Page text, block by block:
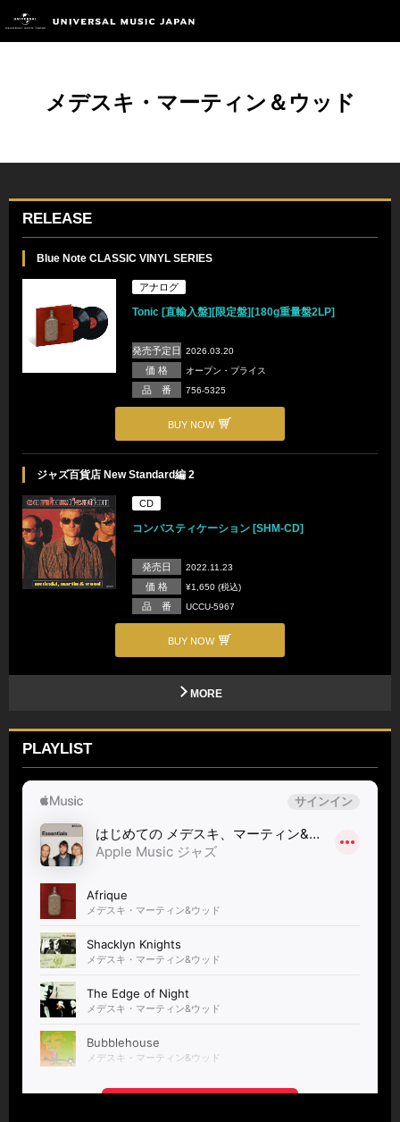
メデスキ・マーティン＆ウッド
RELEASE
Blue Note CLASSIC VINYL SERIES
アナログ
Tonic [直輸入盤][限定盤][180g重量盤2LP]
発売予定日 2026.03.20
価 格 オープン・プライス
品 番 756-5325
BUY NOW
ジャズ百貨店 New Standard編 2
CD
コンバスティケーション [SHM-CD]
発売日 2022.11.23
価 格 ¥1,650 (税込)
品 番 UCCU-5967
BUY NOW
MORE
PLAYLIST